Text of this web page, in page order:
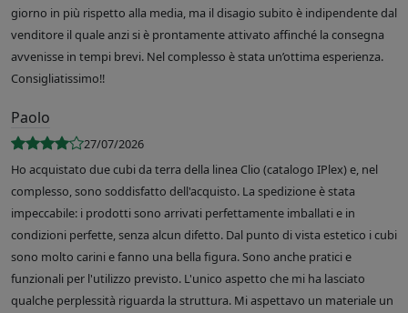
giorno in più rispetto alla media, ma il disagio subito è indipendente dal
venditore il quale anzi si è prontamente attivato affinché la consegna
avvenisse in tempi brevi. Nel complesso è stata un’ottima esperienza.
Consigliatissimo!!
Paolo
27/07/2026
Ho acquistato due cubi da terra della linea Clio (catalogo IPlex) e, nel
complesso, sono soddisfatto dell'acquisto. La spedizione è stata
impeccabile: i prodotti sono arrivati perfettamente imballati e in
condizioni perfette, senza alcun difetto. Dal punto di vista estetico i cubi
sono molto carini e fanno una bella figura. Sono anche pratici e
funzionali per l'utilizzo previsto. L'unico aspetto che mi ha lasciato
qualche perplessità riguarda la struttura. Mi aspettavo un materiale un